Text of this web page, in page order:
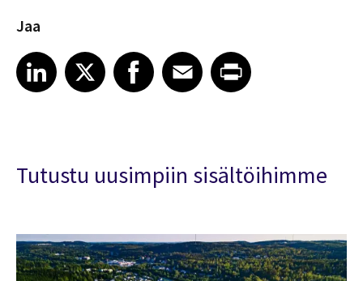
Jaa
Share article on LinkedIn
LinkedIn
Share article on XShare article on Facebook
Facebook
Share article on Email
EmailShare article on Print
Tutustu uusimpiin sisältöihimme